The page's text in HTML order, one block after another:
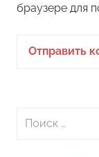
браузере для
Поиск